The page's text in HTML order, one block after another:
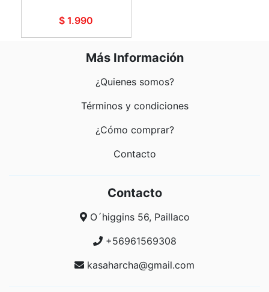
$ 1.990
Más Información
¿Quienes somos?
Términos y condiciones
¿Cómo comprar?
Contacto
Contacto
O´higgins 56, Paillaco
+56961569308
kasaharcha@gmail.com